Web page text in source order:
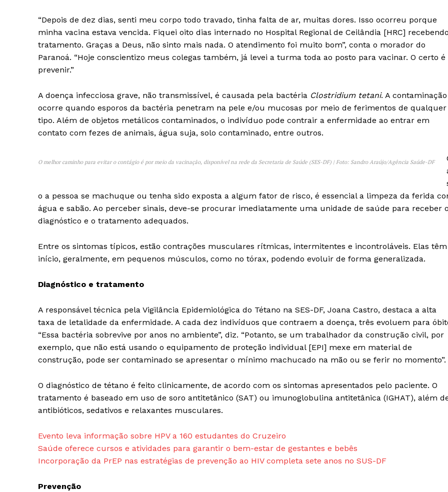
“Depois de dez dias, senti meu corpo todo travado, tinha falta de ar, muitas dores. Isso ocorreu porque
minha vacina estava vencida. Fiquei oito dias internado no Hospital Regional de Ceilândia [HRC]
tratamento. Graças a Deus, não sinto mais nada. O atendimento foi muito bom”, conta o morador do
Paranoá. “Hoje conscientizo meus colegas também, já levei a turma toda ao posto para vacinar. O certo é
prevenir.”
A doença infecciosa grave, não transmissível, é causada pela bactéria Clostridium tetani. A contaminação
ocorre quando esporos da bactéria penetram na pele e/ou mucosas por meio de ferimentos de qualquer
tipo. Além de objetos metálicos contaminados, o indivíduo pode contrair a enfermidade ao entrar em
contato com fezes de animais, água suja, solo contaminado, entre outros.
O melhor caminho para evitar o contágio é por meio da vacinação, disponível na rede da Secretaria de Saúde (SES-DF) | Foto: Sandro Araújo/Agência Saúde-DF
o a pessoa se machuque ou tenha sido exposta a algum fator de risco, é essencial a limpeza da ferida
água e sabão. Ao perceber sinais, deve-se procurar imediatamente uma unidade de saúde para receber
diagnóstico e o tratamento adequados.
Entre os sintomas típicos, estão contrações musculares rítmicas, intermitentes e incontroláveis. Elas têm
início, geralmente, em pequenos músculos, como no tórax, podendo evoluir de forma generalizada.
Diagnóstico e tratamento
A responsável técnica pela Vigilância Epidemiológica do Tétano na SES-DF, Joana Castro, destaca a alta
taxa de letalidade da enfermidade. A cada dez indivíduos que contraem a doença, três evoluem para
“Essa bactéria sobrevive por anos no ambiente”, diz. “Potanto, se um trabalhador da construção civil, por
exemplo, que não está usando o equipamento de proteção individual [EPI] mexe em material de
construção, pode ser contaminado se apresentar o mínimo machucado na mão ou se ferir no momento”.
O diagnóstico de tétano é feito clinicamente, de acordo com os sintomas apresentados pelo paciente. O
tratamento é baseado em uso de soro antitetânico (SAT) ou imunoglobulina antitetânica (IGHAT), além
antibióticos, sedativos e relaxantes musculares.
Evento leva informação sobre HPV a 160 estudantes do Cruzeiro
Saúde oferece cursos e atividades para garantir o bem-estar de gestantes e bebês
Incorporação da PrEP nas estratégias de prevenção ao HIV completa sete anos no SUS-DF
Prevenção